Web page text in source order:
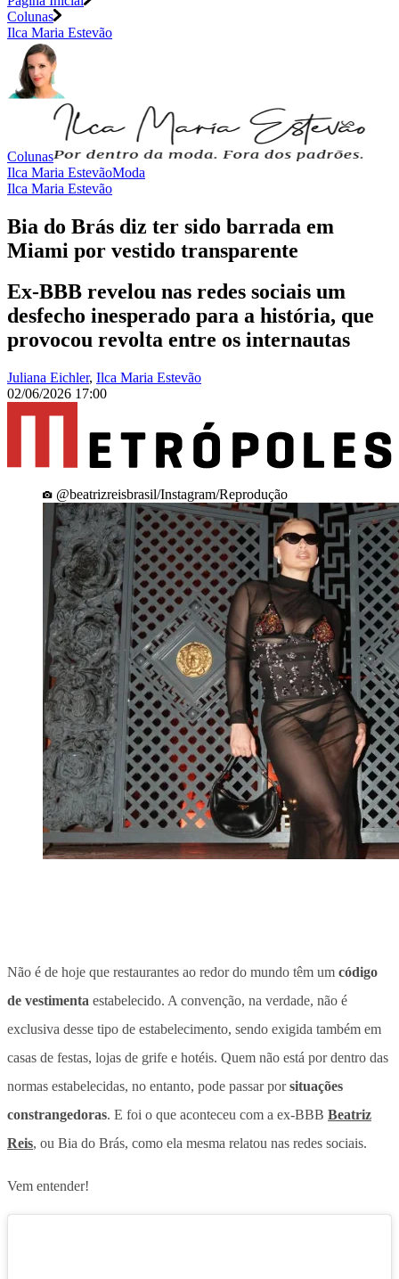
Colunas
Ilca Maria Estevão
Colunas
Ilca Maria EstevãoModa
Ilca Maria Estevão
Bia do Brás diz ter sido barrada em
Miami por vestido transparente
Ex-BBB revelou nas redes sociais um
desfecho inesperado para a história, que
provocou revolta entre os internautas
Juliana Eichler, Ilca Maria Estevão
02/06/2026 17:00
@beatrizreisbrasil/Instagram/Reprodução
Não é de hoje que restaurantes ao redor do mundo têm um código
de vestimenta estabelecido. A convenção, na verdade, não é
exclusiva desse tipo de estabelecimento, sendo exigida também em
casas de festas, lojas de grife e hotéis. Quem não está por dentro das
normas estabelecidas, no entanto, pode passar porsituações
constrangedoras. E foi o que aconteceu com a ex-BBB Beatriz
Reis, ou Bia do Brás, como ela mesma relatou nas redes sociais.
Vem entender!